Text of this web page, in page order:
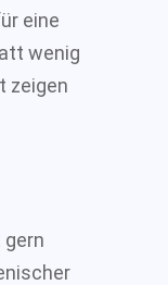
eine
wenig
zeigen